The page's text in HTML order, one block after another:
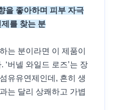
을 좋아하며 피부 자극
를 찾는 분
는 분이라면 이 제품이
버넬 와일드 로즈’는 장
유유연제인데, 흔히 생
는 달리 상쾌하고 가볍